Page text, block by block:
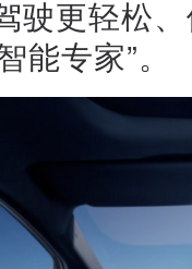
驶更轻松
能专家”。